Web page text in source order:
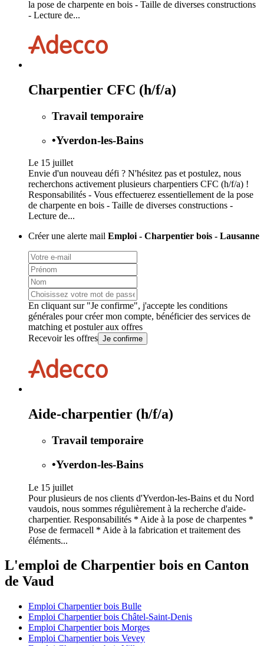
la pose de charpente en bois - Taille de diverses constructions
- Lecture de...
Charpentier CFC (h/f/a)
Travail temporaire
•Yverdon-les-Bains
Le 15 juillet
Envie d'un nouveau défi ? N'hésitez pas et postulez, nous
recherchons activement plusieurs charpentiers CFC (h/f/a) !
Responsabilités - Vous effectuerez essentiellement de la pose
de charpente en bois - Taille de diverses constructions -
Lecture de...
Créer une alerte mail Emploi - Charpentier bois - Lausanne
En cliquant sur "Je confirme", j'accepte les conditions
générales pour créer mon compte, bénéficier des services de
matching et postuler aux offres
Recevoir les offres Je confirme
Aide-charpentier (h/f/a)
Travail temporaire
•Yverdon-les-Bains
Le 15 juillet
Pour plusieurs de nos clients d'Yverdon-les-Bains et du Nord
vaudois, nous sommes régulièrement à la recherche d'aide-
charpentier. Responsabilités * Aide à la pose de charpentes *
Pose de fermacell * Aide à la fabrication et traitement des
éléments...
L'emploi de Charpentier bois en Canton
de Vaud
Emploi Charpentier bois Bulle
Emploi Charpentier bois Châtel-Saint-Denis
Emploi Charpentier bois Morges
Emploi Charpentier bois Vevey